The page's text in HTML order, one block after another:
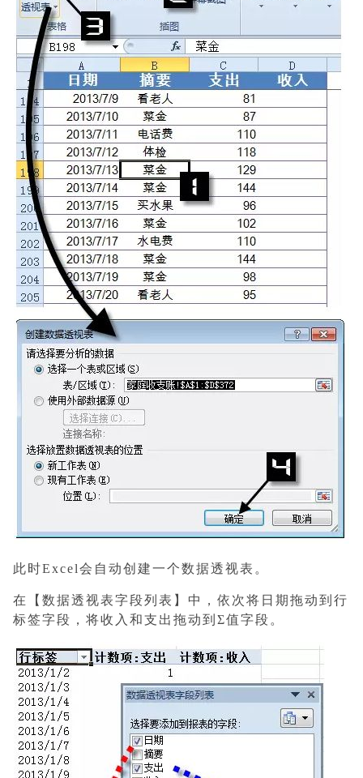
此时Excel会自动创建一个数据透视表。
在【数据透视表字段列表】中，依次将日期拖动到行
标签字段，将收入和支出拖动到Σ值字段。